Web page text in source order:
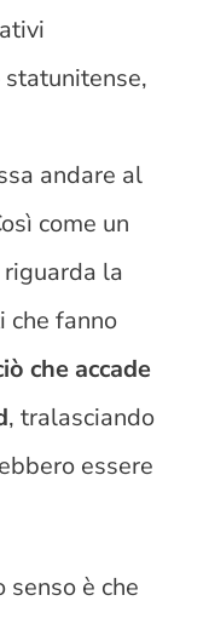
andare al
come un
la
fanno
che accade
, tralasciando
essere
senso è che